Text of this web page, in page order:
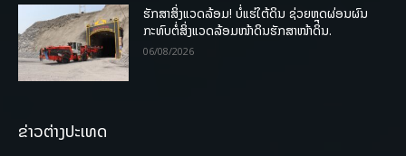
ຮັກສາສິ່ງແວດລ້ອມ! ບໍ່ແຮ່ໃຕ້ດິນ ຊ່ວຍຫຼຸດຜ່ອນຜົນ
ກະທົບຕໍ່ສິ່ງແວດລ້ອມໜ້າດິນຮັກສາໜ້າດິນ.
06/08/2026
ຂ່າວຕ່າງປະເທດ